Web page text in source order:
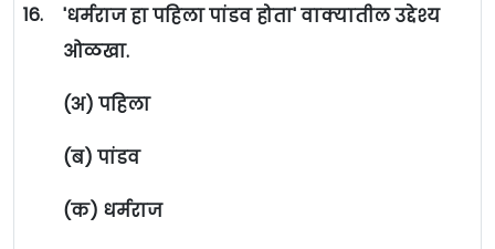
16.
'धर्मराज हा पहिला पांडव होता' वाक्यातील उद्देश्य
ओळखा.
(अ) पहिला
(ब) पांडव
(क) धर्मराज